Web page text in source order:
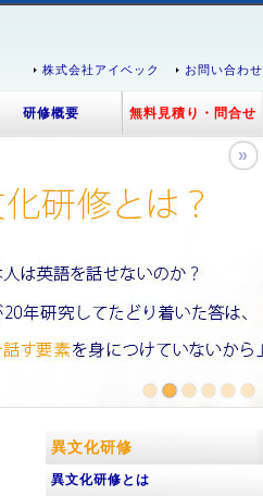
株式会社アイベック お問い合わせ
研修概要 無料見積り・問合せ
»
異文化研修
異文化研修とは